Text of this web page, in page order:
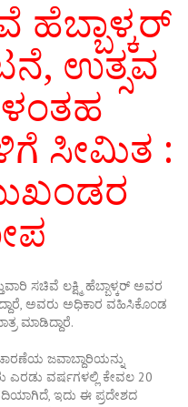
ಉತ್ಸವ
ಸೀಮಿತ :
ಸಚಿವೆ ಲಕ್ಷ್ಮಿ ಹೆಬ್ಬಾಳ್ಕರ್ ಅವರ
ಅವರು ಅಧಿಕಾರ ವಹಿಸಿಕೊಂಡ
ಮಾಡಿದ್ದಾರೆ.
ಜವಾಬ್ದಾರಿಯನ್ನು
ಎರಡು ವರ್ಷಗಳಲ್ಲಿ ಕೇವಲ 20
ಇದು ಈ ಪ್ರದೇಶದ